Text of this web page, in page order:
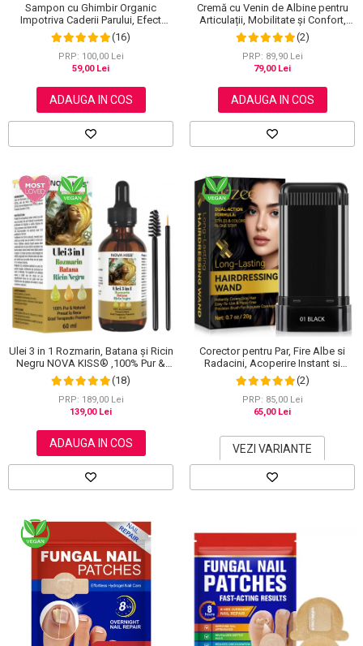
Sampon cu Ghimbir Organic
Impotriva Caderii Parului, Efect
Regenerator, 100% Natural, NOVA
KISS® 60 g
(16)
PRP: 100,00 Lei
59,00 Lei
ADAUGA IN COS
Cremă cu Venin de Albine pentru
Articulații, Mobilitate și Confort,
120 g
(2)
PRP: 89,90 Lei
79,00 Lei
ADAUGA IN COS
Ulei 3 in 1 Rozmarin, Batana și Ricin
Negru NOVA KISS® ,100% Pur &
Natural, Grad Terapeutic Premium,
pentru Cresterea Parului, Tratarea
Scalpului si Pielii, 60 ml
(18)
PRP: 189,00 Lei
139,00 Lei
ADAUGA IN COS
Corector pentru Par, Fire Albe si
Radacini, Acoperire Instant si
Rezistenta la Transfer, 20 g
(2)
PRP: 85,00 Lei
65,00 Lei
VEZI VARIANTE